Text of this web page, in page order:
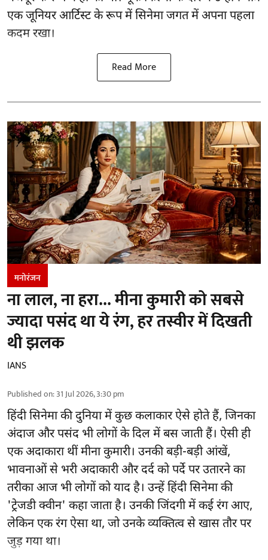
एक जूनियर आर्टिस्ट के रूप में सिनेमा जगत में अपना पहला
कदम रखा।
Read More
मनोरंजन
ना लाल, ना हरा... मीना कुमारी को सबसे
ज्यादा पसंद था ये रंग, हर तस्वीर में दिखती
थी झलक
IANS
Published on:31 Jul 2026, 3:30 pm
हिंदी सिनेमा की दुनिया में कुछ कलाकार ऐसे होते हैं, जिनका
अंदाज और पसंद भी लोगों के दिल में बस जाती हैं। ऐसी ही
एक अदाकारा थीं मीना कुमारी। उनकी बड़ी-बड़ी आंखें,
भावनाओं से भरी अदाकारी और दर्द को पर्दे पर उतारने का
तरीका आज भी लोगों को याद है। उन्हें हिंदी सिनेमा की
'ट्रेजडी क्वीन' कहा जाता है। उनकी जिंदगी में कई रंग आए,
लेकिन एक रंग ऐसा था, जो उनके व्यक्तित्व से खास तौर पर
जुड़ गया था।